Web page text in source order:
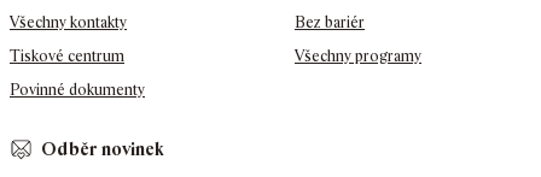
Všechny kontakty
Tiskové centrum
Povinné dokumenty
Bez bariér
Všechny programy
Odběr novinek